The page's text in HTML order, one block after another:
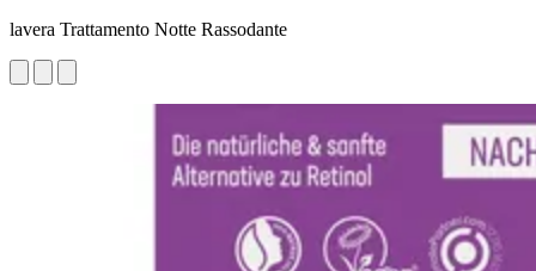
lavera Trattamento Notte Rassodante